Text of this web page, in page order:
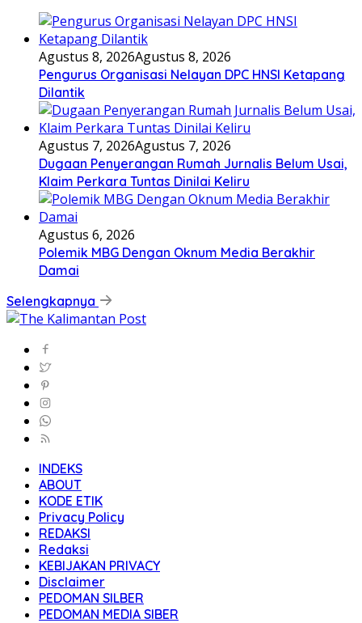
Agustus 8, 2026Agustus 8, 2026
Pengurus Organisasi Nelayan DPC HNSI Ketapang
Dilantik
Agustus 7, 2026Agustus 7, 2026
Dugaan Penyerangan Rumah Jurnalis Belum Usai,
Klaim Perkara Tuntas Dinilai Keliru
Agustus 6, 2026
Polemik MBG Dengan Oknum Media Berakhir
Damai
Selengkapnya
INDEKS
ABOUT
KODE ETIK
Privacy Policy
REDAKSI
Redaksi
KEBIJAKAN PRIVACY
Disclaimer
PEDOMAN SILBER
PEDOMAN MEDIA SIBER